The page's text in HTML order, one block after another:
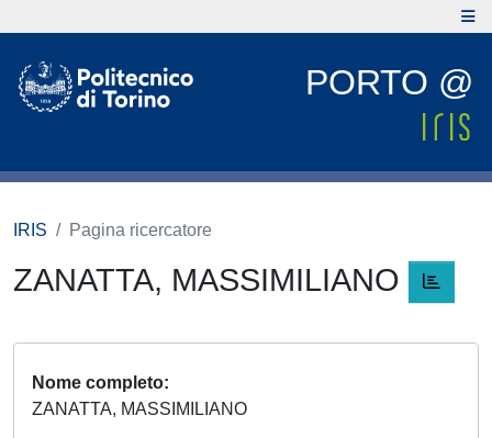
PORTO @
IRIS Pagina ricercatore
ZANATTA, MASSIMILIANO
Nome completo
ZANATTA, MASSIMILIANO